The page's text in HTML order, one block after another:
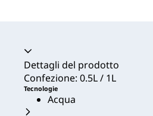
Dettagli del prodotto
Confezione: 0.5L / 1L
Tecnologie
Acqua